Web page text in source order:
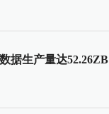
据生产量达52.26ZB